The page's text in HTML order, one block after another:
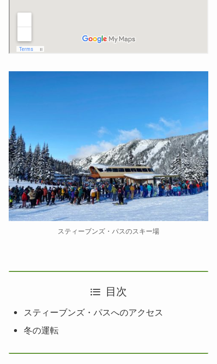
スティーブンズ・パスのスキー場
目次
スティーブンズ・パスへのアクセス
冬の運転